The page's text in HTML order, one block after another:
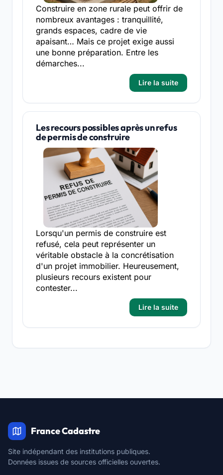
Construire en zone rurale peut offrir de
nombreux avantages : tranquillité,
grands espaces, cadre de vie
apaisant… Mais ce projet exige aussi
une bonne préparation. Entre les
démarches...
Lire la suite
Les recours possibles après un refus
de permis de construire
Lorsqu'un permis de construire est
refusé, cela peut représenter un
véritable obstacle à la concrétisation
d'un projet immobilier. Heureusement,
plusieurs recours existent pour
contester...
Lire la suite
France Cadastre
Site indépendant des institutions publiques.
Données issues de sources officielles ouvertes.